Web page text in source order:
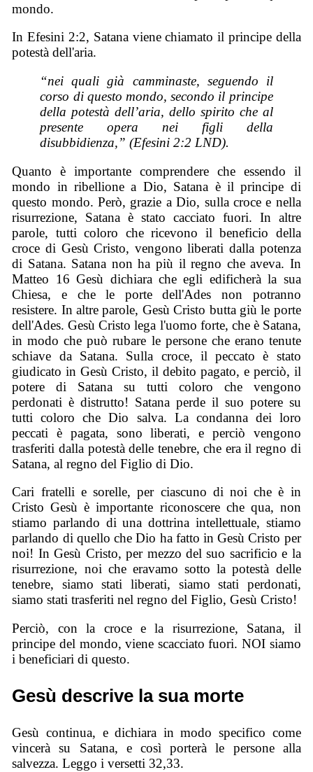
mondo.
In Efesini 2:2, Satana viene chiamato il principe della
potestà dell'aria.
“nei quali già camminaste, seguendo il
corso di questo mondo, secondo il principe
della potestà dell’aria, dello spirito che al
presente opera nei figli della
disubbidienza,” (Efesini 2:2 LND).
Quanto è importante comprendere che essendo il
mondo in ribellione a Dio, Satana è il principe di
questo mondo. Però, grazie a Dio, sulla croce e nella
risurrezione, Satana è stato cacciato fuori. In altre
parole, tutti coloro che ricevono il beneficio della
croce di Gesù Cristo, vengono liberati dalla potenza
di Satana. Satana non ha più il regno che aveva. In
Matteo 16 Gesù dichiara che egli edificherà la sua
Chiesa, e che le porte dell'Ades non potranno
resistere. In altre parole, Gesù Cristo butta giù le porte
dell'Ades. Gesù Cristo lega l'uomo forte, che è Satana,
in modo che può rubare le persone che erano tenute
schiave da Satana. Sulla croce, il peccato è stato
giudicato in Gesù Cristo, il debito pagato, e perciò, il
potere di Satana su tutti coloro che vengono
perdonati è distrutto! Satana perde il suo potere su
tutti coloro che Dio salva. La condanna dei loro
peccati è pagata, sono liberati, e perciò vengono
trasferiti dalla potestà delle tenebre, che era il regno di
Satana, al regno del Figlio di Dio.
Cari fratelli e sorelle, per ciascuno di noi che è in
Cristo Gesù è importante riconoscere che qua, non
stiamo parlando di una dottrina intellettuale, stiamo
parlando di quello che Dio ha fatto in Gesù Cristo per
noi! In Gesù Cristo, per mezzo del suo sacrificio e la
risurrezione, noi che eravamo sotto la potestà delle
tenebre, siamo stati liberati, siamo stati perdonati,
siamo stati trasferiti nel regno del Figlio, Gesù Cristo!
Perciò, con la croce e la risurrezione, Satana, il
principe del mondo, viene scacciato fuori. NOI siamo
i beneficiari di questo.
Gesù descrive la sua morte
Gesù continua, e dichiara in modo specifico come
vincerà su Satana, e così porterà le persone alla
salvezza. Leggo i versetti 32,33.